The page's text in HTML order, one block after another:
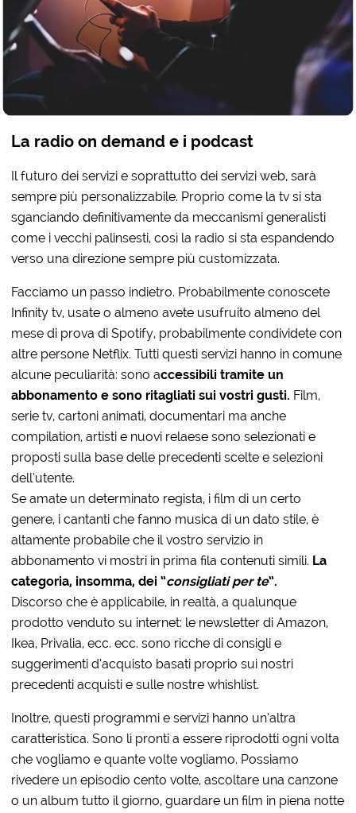
La radio on demand e i podcast
Il futuro dei servizi e soprattutto dei servizi web, sarà
sempre più personalizzabile. Proprio come la tv si sta
sganciando definitivamente da meccanismi generalisti
come i vecchi palinsesti, così la radio si sta espandendo
verso una direzione sempre più customizzata.
Facciamo un passo indietro. Probabilmente conoscete
Infinity tv, usate o almeno avete usufruito almeno del
mese di prova di Spotify, probabilmente condividete con
altre persone Netflix. Tutti questi servizi hanno in comune
alcune peculiarità: sono accessibili tramite un
abbonamento e sono ritagliati sui vostri gusti. Film,
serie tv, cartoni animati, documentari ma anche
compilation, artisti e nuovi relaese sono selezionati e
proposti sulla base delle precedenti scelte e selezioni
dell’utente.
Se amate un determinato regista, i film di un certo
genere, i cantanti che fanno musica di un dato stile, è
altamente probabile che il vostro servizio in
abbonamento vi mostri in prima fila contenuti simili. La
categoria, insomma, dei “consigliati per te“.
Discorso che è applicabile, in realtà, a qualunque
prodotto venduto su internet: le newsletter di Amazon,
Ikea, Privalia, ecc. ecc. sono ricche di consigli e
suggerimenti d’acquisto basati proprio sui nostri
precedenti acquisti e sulle nostre whishlist.
Inoltre, questi programmi e servizi hanno un’altra
caratteristica. Sono lì pronti a essere riprodotti ogni volta
che vogliamo e quante volte vogliamo. Possiamo
rivedere un episodio cento volte, ascoltare una canzone
o un album tutto il giorno, guardare un film in piena notte